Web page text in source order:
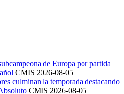
de Europa por partida
CMIS 2026-08-05
culminan la temporada destacando
CMIS 2026-08-05